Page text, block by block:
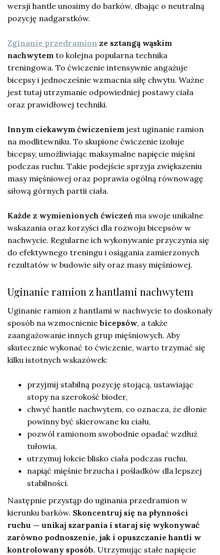
wersji hantle unosimy do barków, dbając o neutralną
pozycję nadgarstków.
Zginanie przedramion ze sztangą wąskim
nachwytem to kolejna popularna technika
treningowa. To ćwiczenie intensywnie angażuje
bicepsy i jednocześnie wzmacnia siłę chwytu. Ważne
jest tutaj utrzymanie odpowiedniej postawy ciała
oraz prawidłowej techniki.
Innym ciekawym ćwiczeniem jest uginanie ramion
na modlitewniku. To skupione ćwiczenie izoluje
bicepsy, umożliwiając maksymalne napięcie mięśni
podczas ruchu. Takie podejście sprzyja zwiększeniu
masy mięśniowej oraz poprawia ogólną równowagę
siłową górnych partii ciała.
Każde z wymienionych ćwiczeń ma swoje unikalne
wskazania oraz korzyści dla rozwoju bicepsów w
nachwycie. Regularne ich wykonywanie przyczynia się
do efektywnego treningu i osiągania zamierzonych
rezultatów w budowie siły oraz masy mięśniowej.
Uginanie ramion z hantlami nachwytem
Uginanie ramion z hantlami w nachwycie to doskonały
sposób na wzmocnienie bicepsów, a także
zaangażowanie innych grup mięśniowych. Aby
skutecznie wykonać to ćwiczenie, warto trzymać się
kilku istotnych wskazówek:
przyjmij stabilną pozycję stojącą, ustawiając
stopy na szerokość bioder,
chwyć hantle nachwytem, co oznacza, że dłonie
powinny być skierowane ku ciału,
pozwól ramionom swobodnie opadać wzdłuż
tułowia,
utrzymuj łokcie blisko ciała podczas ruchu,
napiąć mięśnie brzucha i pośladków dla lepszej
stabilności.
Następnie przystąp do uginania przedramion w
kierunku barków. Skoncentruj się na płynności
ruchu — unikaj szarpania i staraj się wykonywać
zarówno podnoszenie, jak i opuszczanie hantli w
kontrolowany sposób. Utrzymując stałe napięcie